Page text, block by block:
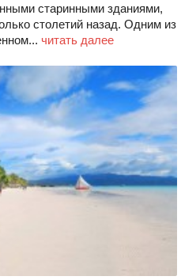
старинными зданиями,
столетий назад. Одним из
читать далее